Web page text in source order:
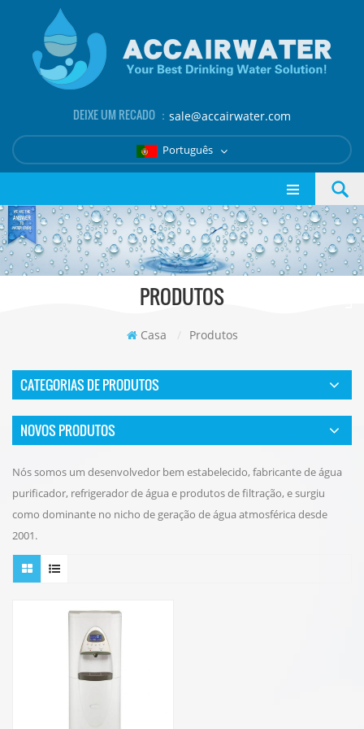
DEIXE UM RECADO ： sale@accairwater.com
Português
PRODUTOS
Casa / Produtos
CATEGORIAS DE PRODUTOS
NOVOS PRODUTOS
Nós somos um desenvolvedor bem estabelecido, fabricante de água
purificador, refrigerador de água e produtos de filtração, e surgiu
como dominante no nicho de geração de água atmosférica desde
2001.